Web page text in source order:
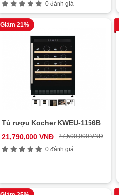
0 đánh giá
Giảm 21%
Tủ rượu Kocher KWEU-1156B
21,790,000 VNĐ
27,500,000 VNĐ
0 đánh giá